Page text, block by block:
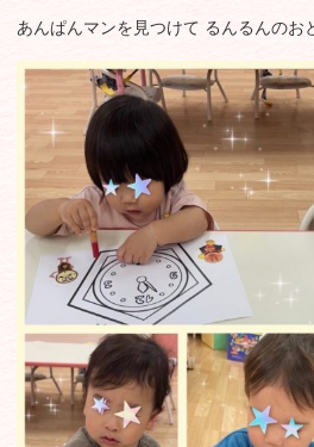
あんぱんマンを見つけて るんるんのお